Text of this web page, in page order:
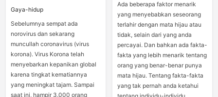
Gaya-hidup
Sebelumnya sempat ada
norovirus dan sekarang
muncullah coronavirus (virus
korona). Virus Korona telah
menyebarkan kepanikan global
karena tingkat kematiannya
yang meningkat tajam. Sampai
saat ini, hampir 3.000 orang
Ada beberapa faktor menarik
yang menyebabkan seseorang
terlahir dengan mata hijau atau
tidak, selain dari yang anda
percayai. Dan bahkan ada fakta-
fakta yang lebih menarik tentang
orang yang benar-benar punya
mata hijau. Tentang fakta-fakta
yang tak pernah anda ketahui